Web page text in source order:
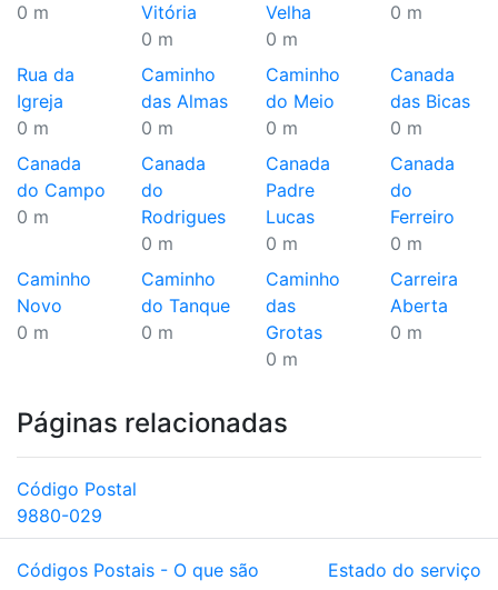
0 m
Vitória
0 m
Velha
0 m
0 m
Rua da
Igreja
0 m
Caminho
das Almas
0 m
Caminho
do Meio
0 m
Canada
das Bicas
0 m
Canada
do Campo
0 m
Canada
do
Rodrigues
0 m
Canada
Padre
Lucas
0 m
Canada
do
Ferreiro
0 m
Caminho
Novo
0 m
Caminho
do Tanque
0 m
Caminho
das
Grotas
0 m
Carreira
Aberta
0 m
Páginas relacionadas
Código Postal
9880-029
Códigos Postais - O que são Estado do serviço